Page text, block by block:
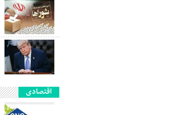
اقتصادی